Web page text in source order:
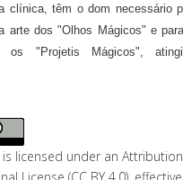
clínica, têm o dom necessário
arte dos "Olhos Mágicos" e
os "Projetis Mágicos",
is licensed under an